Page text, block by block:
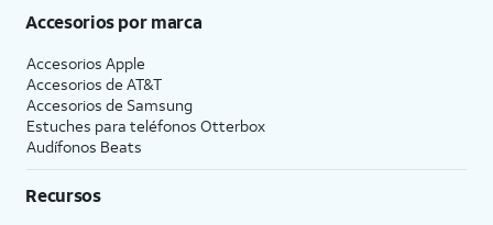
Accesorios por marca
Accesorios Apple
Accesorios de AT&T
Accesorios de Samsung
Estuches para teléfonos Otterbox
Audífonos Beats
Recursos